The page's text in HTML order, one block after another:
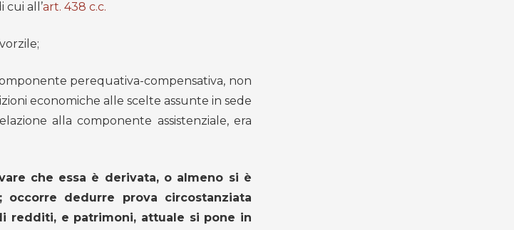
cui all’art. 438 c.c.
perequativa-compensativa, non
economiche alle scelte assunte in sede
alla componente assistenziale, era
che essa è derivata, o almeno si è
occorre dedurre prova circostanziata
redditi, e patrimoni, attuale si pone in